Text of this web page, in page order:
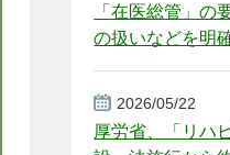
「在医総管」の
の扱いなどを明
2026/05/22
厚労省、「リハ